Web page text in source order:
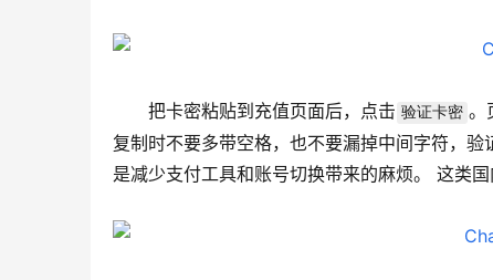
把卡密粘贴到充值页面后，点击 验证卡密 。
复制时不要多带空格，也不要漏掉中间字符，
是减少支付工具和账号切换带来的麻烦。 这类